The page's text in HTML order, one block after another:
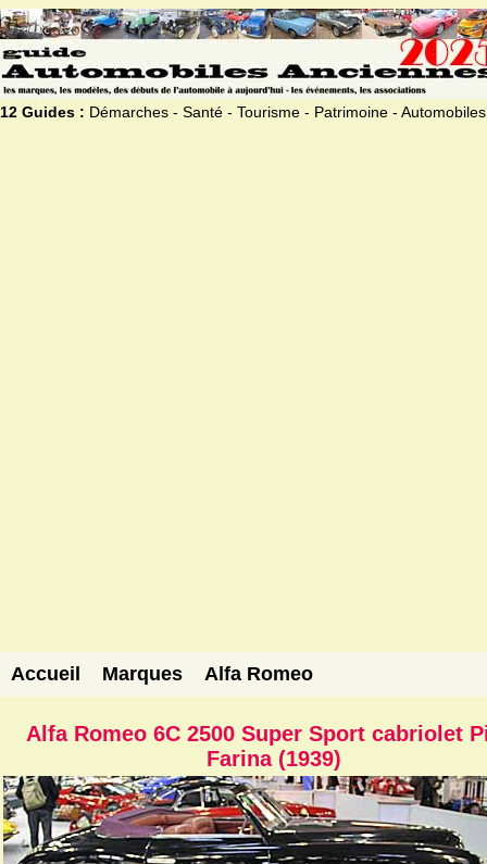
12 Guides : Démarches - Santé - Tourisme - Patrimoine - Automobiles
Accueil Marques Alfa Romeo
Alfa Romeo 6C 2500 Super Sport cabriolet
Farina (1939)